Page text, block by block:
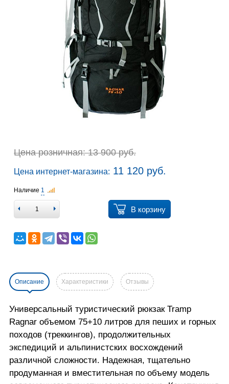
Цена розничная: 13 900 руб.
Цена интернет-магазина: 11 120 руб.
Наличие 1
В корзину
Описание Характеристики Отзывы
Универсальный туристический рюкзак Tramp
Ragnar объемом 75+10 литров для пеших и горных
походов (треккингов), продолжительных
экспедиций и альпинистских восхождений
различной сложности. Надежная, тщательно
продуманная и вместительная по объему модель